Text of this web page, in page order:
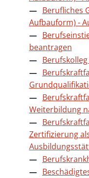
Berufliches
Aufbauform) -
beantragen
Weiterbildung
Zertifizierung